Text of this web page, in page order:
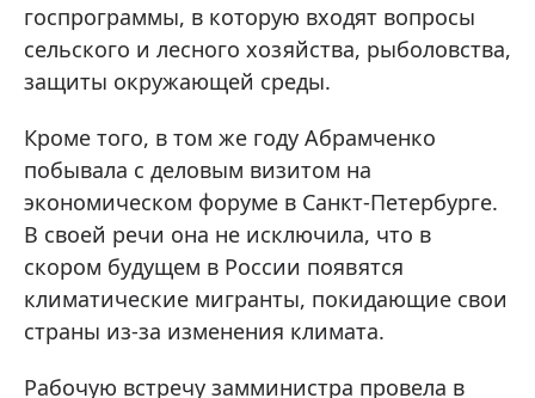
госпрограммы, в которую входят вопросы
сельского и лесного хозяйства, рыболовства,
защиты окружающей среды.
Кроме того, в том же году Абрамченко
побывала с деловым визитом на
экономическом форуме в Санкт-Петербурге.
В своей речи она не исключила, что в
скором будущем в России появятся
климатические мигранты, покидающие свои
страны из-за изменения климата.
Рабочую встречу замминистра провела в